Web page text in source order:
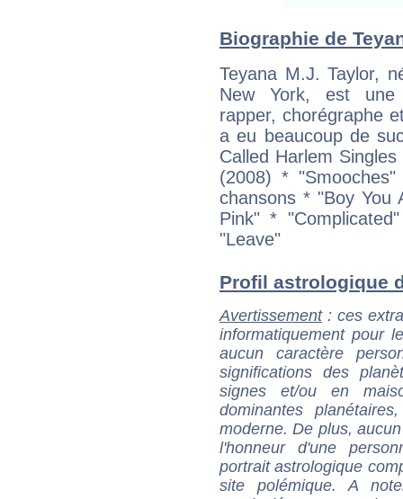
Biographie de
Teyana M.J. Taylor,
New York, est une
rapper, chorégraphe
a eu beaucoup de
Called Harlem
(2008) *
chansons * "Boy You
Pink" *
"Leave"
Profil astrologique
Avertissement: ces
informatiquement pour
aucun caractère
significations des
signes et/ou en
dominantes
moderne. De plus,
l'honneur d'une
portrait astrologique
site polémique. A